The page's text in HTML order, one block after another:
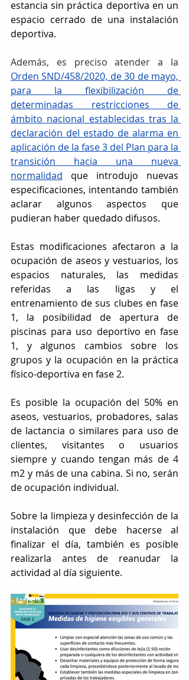
estancia sin práctica deportiva en un
espacio cerrado de una instalación
deportiva.
Orden SND/458/2020, de 30 de mayo,
para la flexibilización de
determinadas restricciones de
ámbito nacional establecidas tras la
declaración del estado de alarma en
aplicación de la fase 3 del Plan para la
transición hacia una nueva
normalidad
que introdujo nuevas
especificaciones, intentando también
aclarar algunos aspectos que
pudieran haber quedado difusos.
Estas modificaciones afectaron a la
ocupación de aseos y vestuarios, los
espacios naturales, las medidas
referidas a las ligas y el
entrenamiento de sus clubes en fase
1, la posibilidad de apertura de
piscinas para uso deportivo en fase
1, y algunos cambios sobre los
grupos y la ocupación en la práctica
físico-deportiva en fase 2.
Es posible la ocupación del 50% en
aseos, vestuarios, probadores, salas
de lactancia o similares para uso de
clientes, visitantes o usuarios
siempre y cuando tengan más de 4
m2 y más de una cabina. Si no, serán
de ocupación individual.
Sobre la limpieza y desinfección de la
instalación que debe hacerse al
finalizar el día, también es posible
realizarla antes de reanudar la
actividad al día siguiente.